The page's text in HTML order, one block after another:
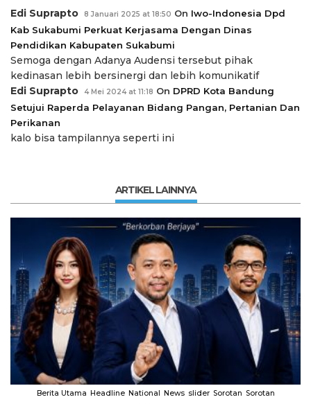
Edi Suprapto 8 Januari 2025 at 18:50 On Iwo-Indonesia Dpd
Kab Sukabumi Perkuat Kerjasama Dengan Dinas
Pendidikan Kabupaten Sukabumi
Semoga dengan Adanya Audensi tersebut pihak
kedinasan lebih bersinergi dan lebih komunikatif
Edi Suprapto
4 Mei 2024 at 11:18 On DPRD Kota Bandung
Setujui Raperda Pelayanan Bidang Pangan, Pertanian Dan
Perikanan
kalo bisa tampilannya seperti ini
ARTIKEL LAINNYA
Berita Utama Headline National News slider Sorotan Sorotan